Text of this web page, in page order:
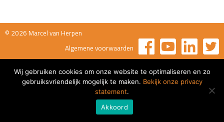
© 2026 Marcel van Herpen
Algemene voorwaarden
Wij gebruiken cookies om onze website te optimaliseren en zo
gebruiksvriendelijk mogelijk te maken. Bekijk onze privacy
statement.
Akkoord